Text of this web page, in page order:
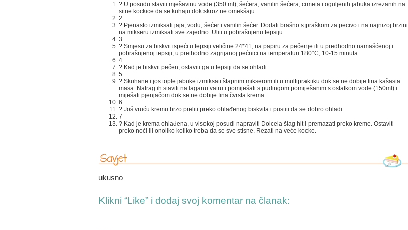
? U posudu staviti mješavinu vode (350 ml), šećera, vanilin šećera, cimeta i oguljenih jabuka izrezanih na
sitne kockice da se kuhaju dok skroz ne omekšaju.
2
? Pjenasto izmiksati jaja, vodu, šećer i vanilin šećer. Dodati brašno s praškom za pecivo i na najnizoj brzini
na mikseru izmiksati sve zajedno. Uliti u pobrašnjenu tepsiju.
3
? Smjesu za biskvit ispeći u tepsiji veličine 24*41, na papiru za pečenje ili u predhodno namašćenoj i
pobrašnjenoj tepsiji, u prethodno zagrijanoj pećnici na temperaturi 180°C, 10-15 minuta.
4
? Kad je biskvit pečen, ostaviti ga u tepsiji da se ohladi.
5
? Skuhane i jos tople jabuke izmiksati štapnim mikserom ili u multipraktiku dok se ne dobije fina kašasta
masa. Natrag ih staviti na laganu vatru i pomiješati s pudingom pomiješanim s ostatkom vode (150ml) i
miješati pjenjačom dok se ne dobije fina čvrsta krema.
6
? Još vruću kremu brzo preliti preko ohlađenog biskvita i pustiti da se dobro ohladi.
7
? Kad je krema ohlađena, u visokoj posudi napraviti Dolcela šlag hit i premazati preko kreme. Ostaviti
preko noći ili onoliko koliko treba da se sve stisne. Rezati na veće kocke.
ukusno
Klikni “Like” i dodaj svoj komentar na članak: